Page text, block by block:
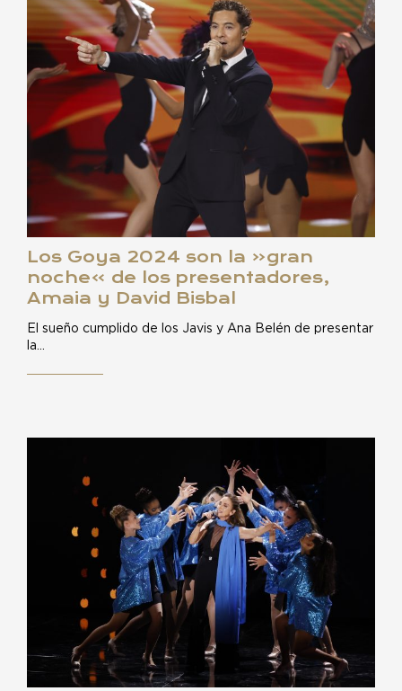
Los Goya 2024 son la «gran
noche» de los presentadores,
Amaia y David Bisbal
El sueño cumplido de los Javis y Ana Belén de presentar
la…